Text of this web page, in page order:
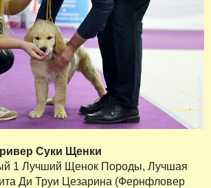
Суки Щенки
1 Лучший Щенок Породы, Лучшая
Ди Труи Цезарина (Фернфловер